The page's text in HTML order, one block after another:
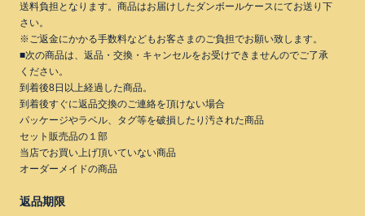
送料負担となります。商品はお届けしたダンボールケースにてお送り下
さい。
※ご返金にかかる手数料などもお客さまのご負担でお願い致します。
■次の商品は、返品・交換・キャンセルをお受けできませんのでご了承
ください。
到着後8日以上経過した商品。
到着後すぐに返品交換のご連絡を頂けない場合
パッケージやラベル、タグ等を破損したり汚された商品
セット販売品の１部
当店でお買い上げ頂いていない商品
オーダーメイドの商品
返品期限